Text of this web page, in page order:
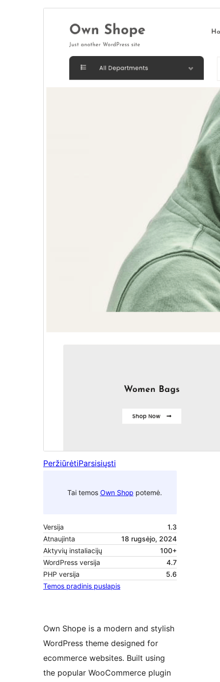
PeržiūrėtiParsisiųsti
Tai temos Own Shop potemė.
Versija
1.3
Atnaujinta
18 rugsėjo, 2024
Aktyvių instaliacijų
100+
WordPress versija
4.7
PHP versija
5.6
Temos pradinis puslapis
Own Shope is a modern and stylish
WordPress theme designed for
ecommerce websites. Built using
the popular WooCommerce plugin